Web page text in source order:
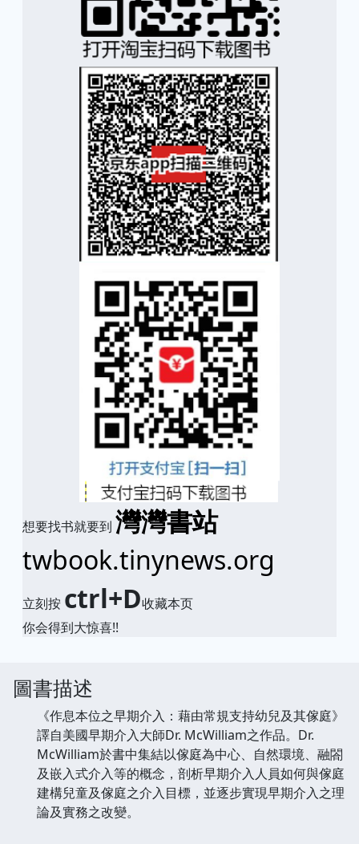
想要找书就要到 灣灣書站
twbook.tinynews.org
立刻按 ctrl+D收藏本页
你会得到大惊喜!!
圖書描述
《作息本位之早期介入：藉由常規支持幼兒及其傢庭》
譯自美國早期介入大師Dr. McWilliam之作品。Dr.
McWilliam於書中集結以傢庭為中心、自然環境、融閤
及嵌入式介入等的概念，剖析早期介入人員如何與傢庭
建構兒童及傢庭之介入目標，並逐步實現早期介入之理
論及實務之改變。